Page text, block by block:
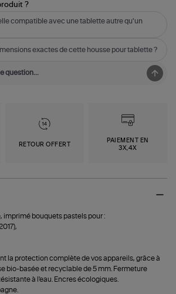
?
compatible avec une tablette autre qu'un
exactes de cette housse pour tablette ?
RETOUR OFFERT
PAIEMENT EN
3X,4X
imprimé bouquets pastels pour :
la protection complète de vos appareils, grâce à
bio-basée et recyclable de 5 mm. Fermeture
à l'eau. Encres écologiques.